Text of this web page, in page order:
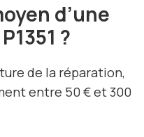
d’une
?
de la réparation,
entre 50 € et 300